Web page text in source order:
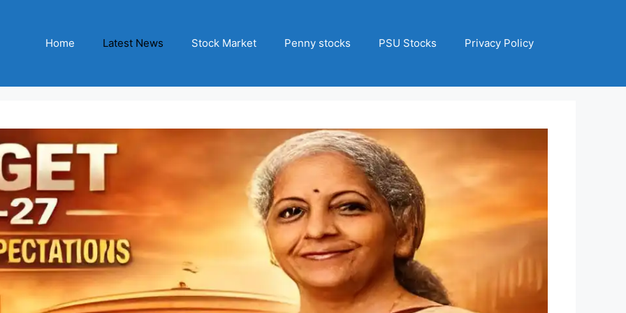
Home Latest News Stock Market Penny stocks PSU Stocks Privacy Policy